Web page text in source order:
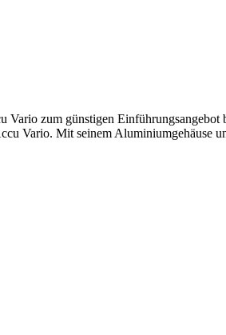
Vario zum günstigen
Vario. Mit seinem Aluminiumgehäuse